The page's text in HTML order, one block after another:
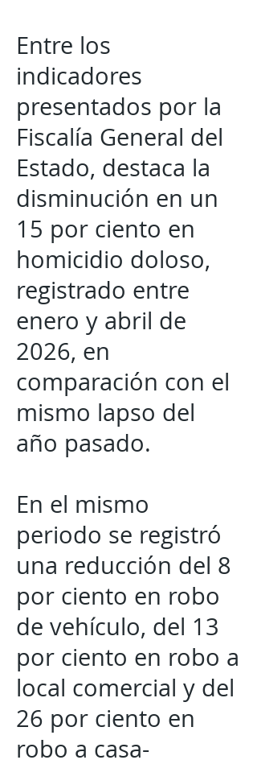
Entre los
indicadores
presentados por la
Fiscalía General del
Estado, destaca la
disminución en un
15 por ciento en
homicidio doloso,
registrado entre
enero y abril de
2026, en
comparación con el
mismo lapso del
año pasado.
En el mismo
periodo se registró
una reducción del 8
por ciento en robo
de vehículo, del 13
por ciento en robo a
local comercial y del
26 por ciento en
robo a casa-